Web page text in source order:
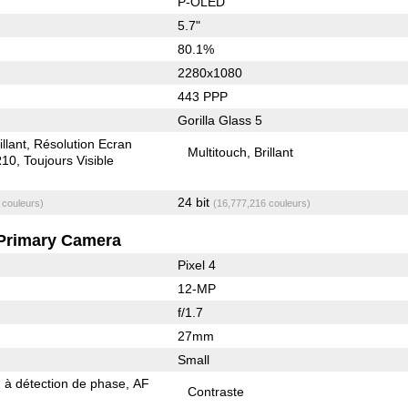
5.7"
80.1%
2280x1080
443 PPP
Gorilla Glass 5
Résolution Ecran
Toujours Visible
Multitouch Brillant
24 bit (16,777,216 couleurs)
Camera
Pixel 4
12-MP
f/1.7
27mm
Small
à détection de phase AF
Contraste